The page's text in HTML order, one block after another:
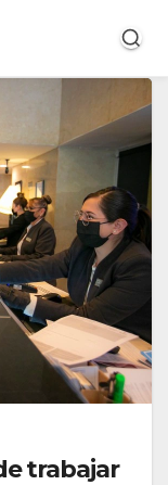
trabajar